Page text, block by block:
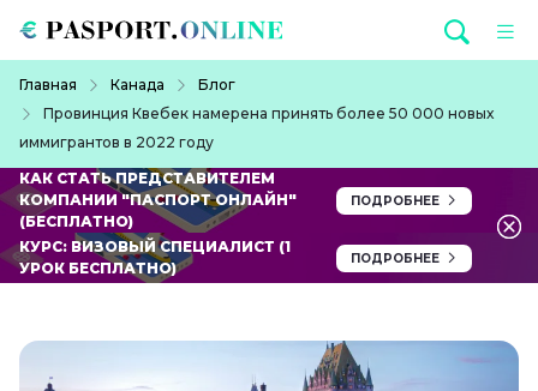
Главная Канада
Блог
Провинция Квебек намерена принять более 50 000 новых
иммигрантов в 2022 году
КАК СТАТЬ ПРЕДСТАВИТЕЛЕМ
КОМПАНИИ "ПАСПОРТ ОНЛАЙН"
(БЕСПЛАТНО)
ПОДРОБНЕЕ
КУРС: ВИЗОВЫЙ СПЕЦИАЛИСТ (1
УРОК БЕСПЛАТНО)
ПОДРОБНЕЕ